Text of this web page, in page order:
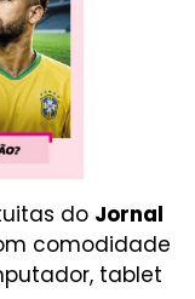
do Jornal
comodidade
tablet